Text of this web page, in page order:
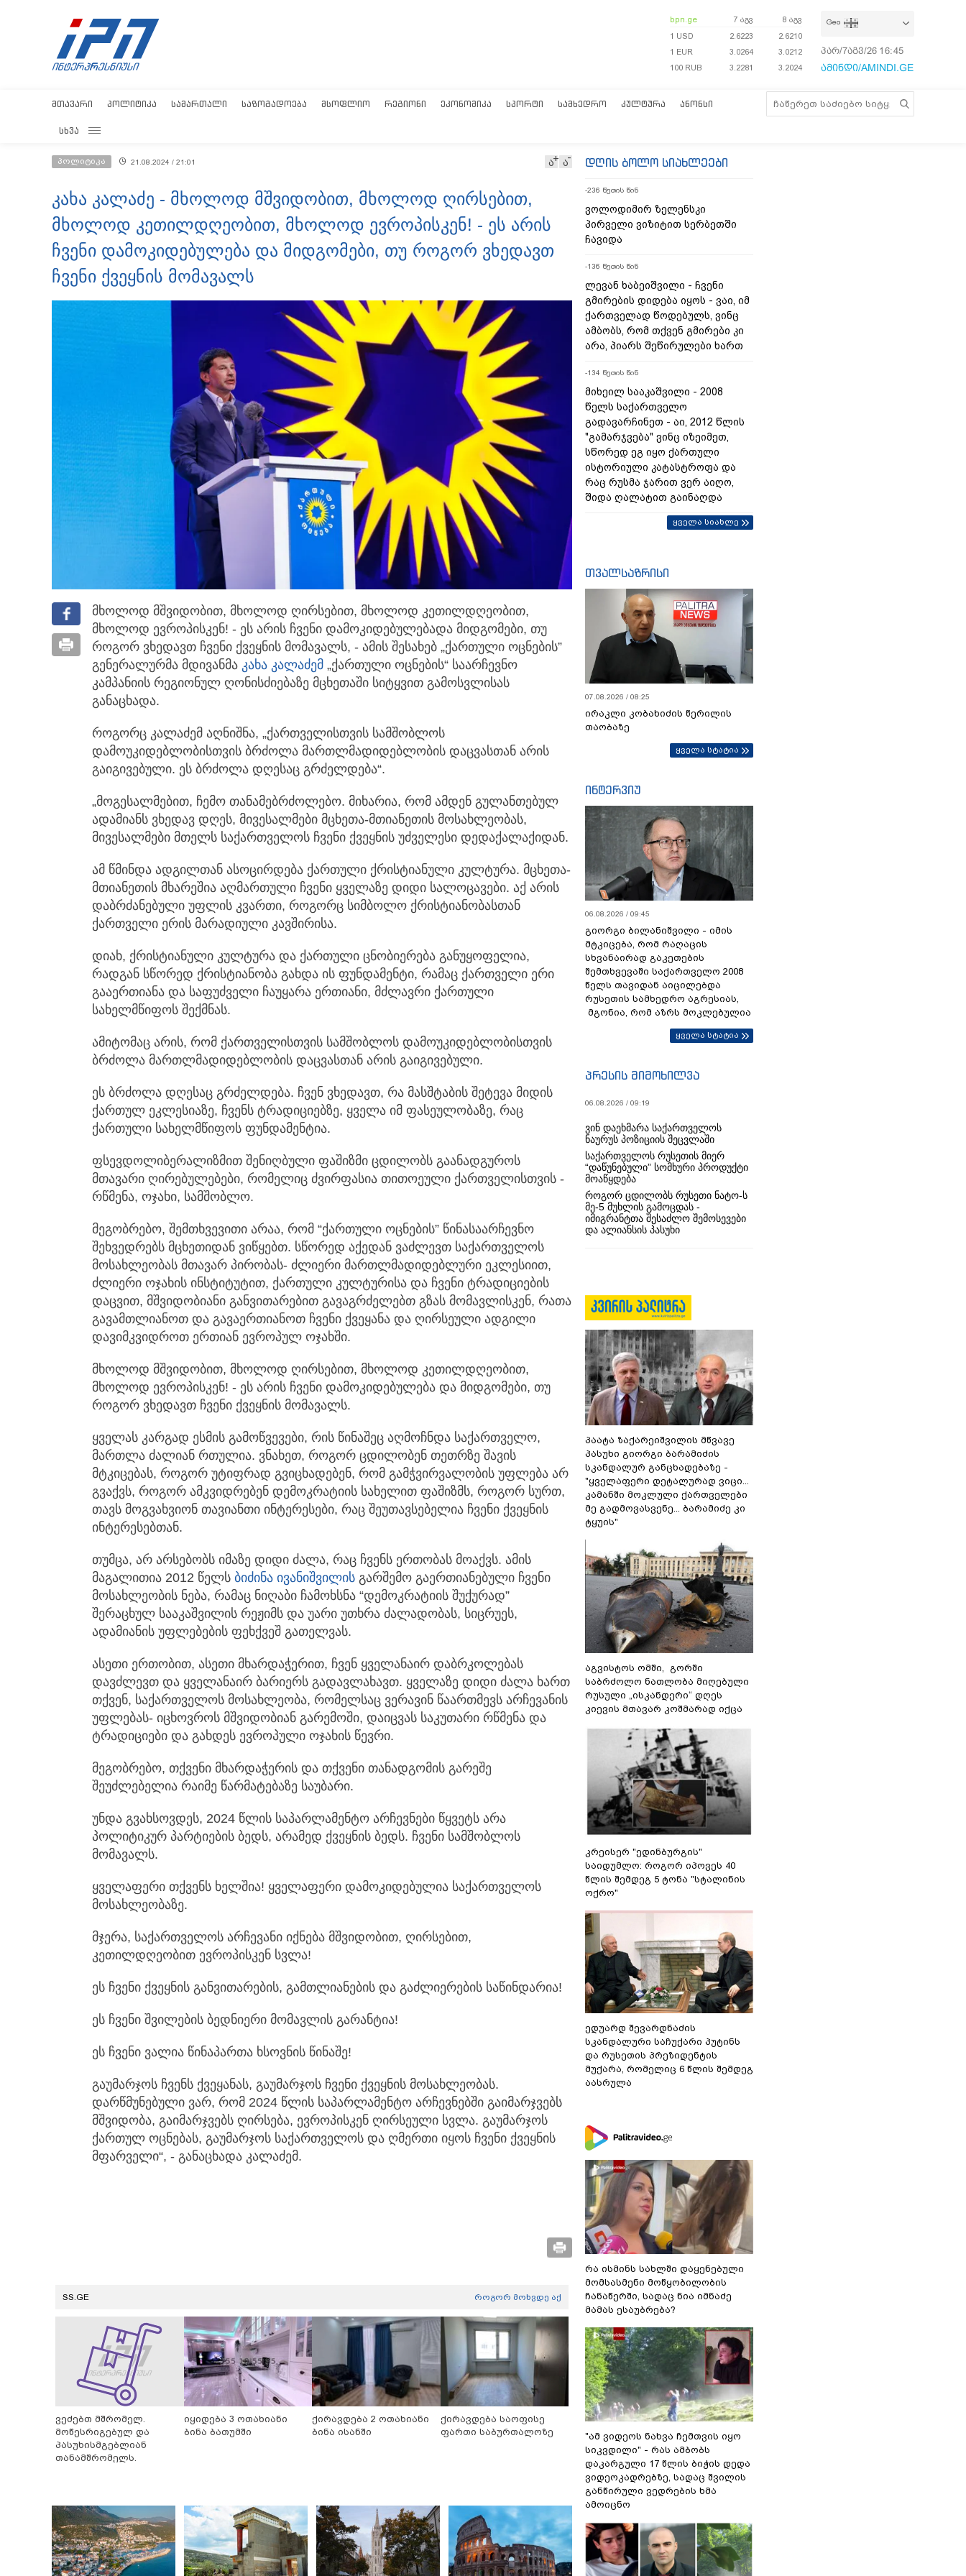
bpn.ge 7 აგვ
8 აგვ
1 USD
2.6223
2.6210
1 EUR
3.0264
3.0212
100 RUB
3.2281 3.2024
Geo
პარ/7აგვ/26 16:45:35
ამინდი/AMINDI.GE
ᲛᲗᲐᲕᲐᲠᲘ ᲞᲝᲚᲘᲢᲘᲙᲐ ᲡᲐᲛᲐᲠᲗᲐᲚᲘ ᲡᲐᲖᲝᲒᲐᲓᲝᲔᲑᲐ ᲛᲡᲝᲤᲚᲘᲝ ᲠᲔᲒᲘᲝᲜᲘ ᲔᲙᲝᲜᲝᲛᲘᲙᲐ ᲡᲞᲝᲠᲢᲘ ᲡᲐᲛᲮᲔᲓᲠᲝ ᲙᲣᲚᲢᲣᲠᲐ ᲐᲜᲝᲜᲡᲘ
ᲡᲮᲕᲐ
პოლიტიკა 21.08.2024 / 21:01 ა ა
კახა კალაძე - მხოლოდ მშვიდობით, მხოლოდ ღირსებით,
მხოლოდ კეთილდღეობით, მხოლოდ ევროპისკენ! - ეს არის
ჩვენი დამოკიდებულება და მიდგომები, თუ როგორ ვხედავთ
ჩვენი ქვეყნის მომავალს
მხოლოდ მშვიდობით, მხოლოდ ღირსებით, მხოლოდ კეთილდღეობით,
მხოლოდ ევროპისკენ! - ეს არის ჩვენი დამოკიდებულებადა მიდგომები, თუ
როგორ ვხედავთ ჩვენი ქვეყნის მომავალს, - ამის შესახებ „ქართული ოცნების”
გენერალურმა მდივანმა კახა კალაძემ „ქართული ოცნების“ საარჩევნო
კამპანიის რეგიონულ ღონისძიებაზე მცხეთაში სიტყვით გამოსვლისას
განაცხადა.
როგორც კალაძემ აღნიშნა, „ქართველისთვის სამშობლოს
დამოუკიდებლობისთვის ბრძოლა მართლმადიდებლობის დაცვასთან არის
გაიგივებული. ეს ბრძოლა დღესაც გრძელდება“.
„მოგესალმებით, ჩემო თანამებრძოლებო. მიხარია, რომ ამდენ გულანთებულ
ადამიანს ვხედავ დღეს, მივესალმები მცხეთა-მთიანეთის მოსახლეობას,
მივესალმები მთელს საქართველოს ჩვენი ქვეყნის უძველესი დედაქალაქიდან.
ამ წმინდა ადგილთან ასოცირდება ქართული ქრისტიანული კულტურა. მცხეთა-
მთიანეთის მხარეშია აღმართული ჩვენი ყველაზე დიდი სალოცავები. აქ არის
დაბრძანებული უფლის კვართი, როგორც სიმბოლო ქრისტიანობასთან
ქართველი ერის მარადიული კავშირისა.
დიახ, ქრისტიანული კულტურა და ქართული ცნობიერება განუყოფელია,
რადგან სწორედ ქრისტიანობა გახდა ის ფუნდამენტი, რამაც ქართველი ერი
გააერთიანა და საფუძველი ჩაუყარა ერთიანი, მძლავრი ქართული
სახელმწიფოს შექმნას.
ამიტომაც არის, რომ ქართველისთვის სამშობლოს დამოუკიდებლობისთვის
ბრძოლა მართლმადიდებლობის დაცვასთან არის გაიგივებული.
ეს ბრძოლა დღესაც გრძელდება. ჩვენ ვხედავთ, რა მასშტაბის შეტევა მიდის
ქართულ ეკლესიაზე, ჩვენს ტრადიციებზე, ყველა იმ ფასეულობაზე, რაც
ქართული სახელმწიფოს ფუნდამენტია.
ფსევდოლიბერალიზმით შენიღბული ფაშიზმი ცდილობს გაანადგუროს
მთავარი ღირებულებები, რომელიც ძვირფასია თითოეული ქართველისთვის -
რწმენა, ოჯახი, სამშობლო.
მეგობრებო, შემთხვევითი არაა, რომ “ქართული ოცნების” წინასაარჩევნო
შეხვედრებს მცხეთიდან ვიწყებთ. სწორედ აქედან ვაძლევთ საქართველოს
მოსახლეობას მთავარ პირობას- ძლიერი მართლმადიდებლური ეკლესიით,
ძლიერი ოჯახის ინსტიტუტით, ქართული კულტურისა და ჩვენი ტრადიციების
დაცვით, მშვიდობიანი განვითარებით გავაგრძელებთ გზას მომავლისკენ, რათა
გავამთლიანოთ და გავაერთიანოთ ჩვენი ქვეყანა და ღირსეული ადგილი
დავიმკვიდროთ ერთიან ევროპულ ოჯახში.
მხოლოდ მშვიდობით, მხოლოდ ღირსებით, მხოლოდ კეთილდღეობით,
მხოლოდ ევროპისკენ! - ეს არის ჩვენი დამოკიდებულება და მიდგომები, თუ
როგორ ვხედავთ ჩვენი ქვეყნის მომავალს.
ყველას კარგად ესმის გამოწვევები, რის წინაშეც აღმოჩნდა საქართველო,
მართლა ძალიან რთულია. ვნახეთ, როგორ ცდილობენ თეთრზე შავის
მტკიცებას, როგორ უტიფრად გვიცხადებენ, რომ გამჭვირვალობის უფლება არ
გვაქვს, როგორ ამკვიდრებენ დემოკრატიის სახელით ფაშიზმს, როგორ სურთ,
თავს მოგვახვიონ თავიანთი ინტერესები, რაც შეუთავსებელია ჩვენი ქვეყნის
ინტერესებთან.
თუმცა, არ არსებობს იმაზე დიდი ძალა, რაც ჩვენს ერთობას მოაქვს. ამის
მაგალითია 2012 წელს ბიძინა ივანიშვილის გარშემო გაერთიანებული ჩვენი
მოსახლეობის ნება, რამაც ნიღაბი ჩამოხსნა “დემოკრატიის შუქურად”
შერაცხულ სააკაშვილის რეჟიმს და უარი უთხრა ძალადობას, სიცრუეს,
ადამიანის უფლებების ფეხქვეშ გათელვას.
ასეთი ერთობით, ასეთი მხარდაჭერით, ჩვენ ყველანაირ დაბრკოლებას
დავძლევთ და ყველანაირ ბარიერს გადავლახავთ. ყველაზე დიდი ძალა ხართ
თქვენ, საქართველოს მოსახლეობა, რომელსაც ვერავინ წაართმევს არჩევანის
უფლებას- იცხოვროს მშვიდობიან გარემოში, დაიცვას საკუთარი რწმენა და
ტრადიციები და გახდეს ევროპული ოჯახის წევრი.
მეგობრებო, თქვენი მხარდაჭერის და თქვენი თანადგომის გარეშე
შეუძლებელია რაიმე წარმატებაზე საუბარი.
უნდა გვახსოვდეს, 2024 წლის საპარლამენტო არჩევნები წყვეტს არა
პოლიტიკურ პარტიების ბედს, არამედ ქვეყნის ბედს. ჩვენი სამშობლოს
მომავალს.
ყველაფერი თქვენს ხელშია! ყველაფერი დამოკიდებულია საქართველოს
მოსახლეობაზე.
მჯერა, საქართველოს არჩევანი იქნება მშვიდობით, ღირსებით,
კეთილდღეობით ევროპისკენ სვლა!
ეს ჩვენი ქვეყნის განვითარების, გამთლიანების და გაძლიერების საწინდარია!
ეს ჩვენი შვილების ბედნიერი მომავლის გარანტია!
ეს ჩვენი ვალია წინაპართა ხსოვნის წინაშე!
გაუმარჯოს ჩვენს ქვეყანას, გაუმარჯოს ჩვენი ქვეყნის მოსახლეობას.
დარწმუნებული ვარ, რომ 2024 წლის საპარლამენტო არჩევნებში გაიმარჯვებს
მშვიდობა, გაიმარჯვებს ღირსება, ევროპისკენ ღირსეული სვლა. გაუმარჯოს
ქართულ ოცნებას, გაუმარჯოს საქართველოს და ღმერთი იყოს ჩვენი ქვეყნის
მფარველი“, - განაცხადა კალაძემ.
SS.GE როგორ მოხვდე აქ
ვეძებთ მშრომელ.
მოწესრიგებულ და
პასუხისმგებლიან
თანამშრომელს.
იყიდება 3 ოთახიანი
ბინა ბათუმში
ქირავდება 2 ოთახიანი
ბინა ისანში
ქირავდება საოფისე
ფართი საბურთალოზე
დღის ბოლო სიახლეები
-236 წუთის წინ
ვოლოდიმირ ზელენსკი
პირველი ვიზიტით სერბეთში
ჩავიდა
-136 წუთის წინ
ლევან ხაბეიშვილი - ჩვენი
გმირების დიდება იყოს - ვაი, იმ
ქართველად წოდებულს, ვინც
ამბობს, რომ თქვენ გმირები კი
არა, პიარს შეწირულები ხართ
-134 წუთის წინ
მიხეილ სააკაშვილი - 2008
წელს საქართველო
გადავარჩინეთ - აი, 2012 წლის
"გამარჯვება" ვინც იზეიმეთ,
სწორედ ეგ იყო ქართული
ისტორიული კატასტროფა და
რაც რუსმა ჯარით ვერ აიღო,
შიდა ღალატით გაინაღდა
ყველა სიახლე
თვალსაზრისი
07.08.2026 / 08:25
ირაკლი კობახიძის წერილის
თაობაზე
ყველა სტატია
ინტერვიუ
06.08.2026 / 09:45
გიორგი ბილანიშვილი - იმის
მტკიცება, რომ რაღაცის
სხვანაირად გაკეთების
შემთხვევაში საქართველო 2008
წელს თავიდან აიცილებდა
რუსეთის სამხედრო აგრესიას,
მგონია, რომ აზრს მოკლებულია
ყველა სტატია
პრესის მიმოხილვა
06.08.2026 / 09:19
ვინ დაეხმარა საქართველოს
ნაურუს პოზიციის შეცვლაში
საქართველოს რუსეთის მიერ
“დაწუნებული” სომხური პროდუქტი
მოაწყდება
როგორ ცდილობს რუსეთი ნატო-ს
მე-5 მუხლის გამოცდას -
იმიგრანტთა შესაძლო შემოსევები
და ალიანსის პასუხი
პაატა ზაქარეიშვილის მწვავე
პასუხი გიორგი ბარამიძის
სკანდალურ განცხადებაზე -
"ყველაფერი დეტალურად ვიცი...
კამანში მოკლული ქართველები
მე გადმოვასვენე... ბარამიძე კი
ტყუის"
აგვისტოს ომში, გორში
საბრძოლო ნათლობა მიღებული
რუსული „ისკანდერი“ დღეს
კიევის მთავარ კოშმარად იქცა
კრეისერ "ედინბურგის"
საიდუმლო: როგორ იპოვეს 40
წლის შემდეგ 5 ტონა "სტალინის
ოქრო"
ედუარდ შევარდნაძის
სკანდალური საჩუქარი პუტინს
და რუსეთის პრეზიდენტის
მუქარა, რომელიც 6 წლის შემდეგ
აასრულა
რა ისმინს სახლში დაყენებული
მომსასმენი მოწყობილობის
ჩანაწერში, სადაც ნია იმნაძე
მამას ესაუბრება?
"ამ ვიდეოს ნახვა ჩემთვის იყო
სიკვდილი" - რას ამბობს
დაკარგული 17 წლის ბიჭის დედა
ვიდეოკადრებზე, სადაც შვილის
განწირული ვედრების ხმა
ამოიცნო